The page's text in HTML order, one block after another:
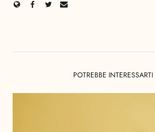
POTREBBE INTERESSARTI